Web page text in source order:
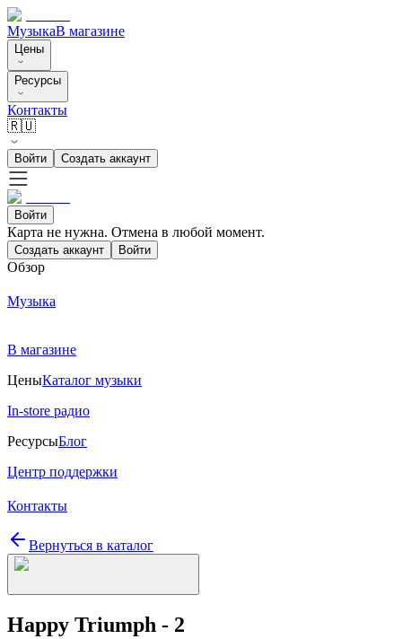
МузыкаВ магазине
Цены
Ресурсы
Контакты
🇷🇺
Войти Создать аккаунт
Войти
Карта не нужна. Отмена в любой момент.
Создать аккаунт Войти
Обзор
Музыка
В магазине
ЦеныКаталог музыки
In-store радио
РесурсыБлог
Центр поддержки
Контакты
Вернуться в каталог
Happy Triumph - 2